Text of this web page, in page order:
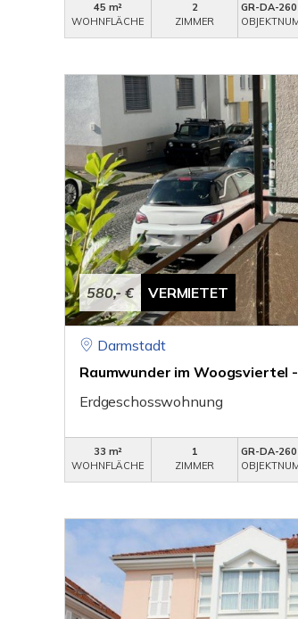
45 m²
WOHNFLÄCHE
2
ZIMMER
GR-DA-
580,- € VERMIETET
Darmstadt
Raumwunder im Woogsviertel
Erdgeschosswohnung
33 m²
WOHNFLÄCHE
1
ZIMMER
GR-DA-